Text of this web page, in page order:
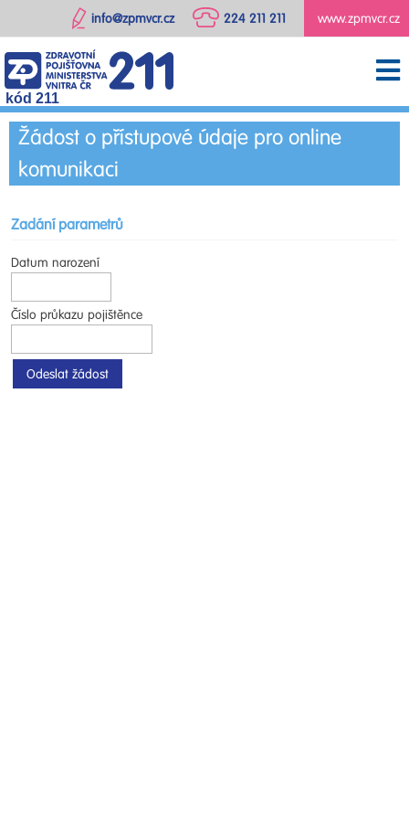
www.zpmvcr.cz
224 211 211
info@zpmvcr.cz
kód 211
Žádost o přístupové údaje pro online
komunikaci
Zadání parametrů
Datum narození
Číslo průkazu pojištěnce